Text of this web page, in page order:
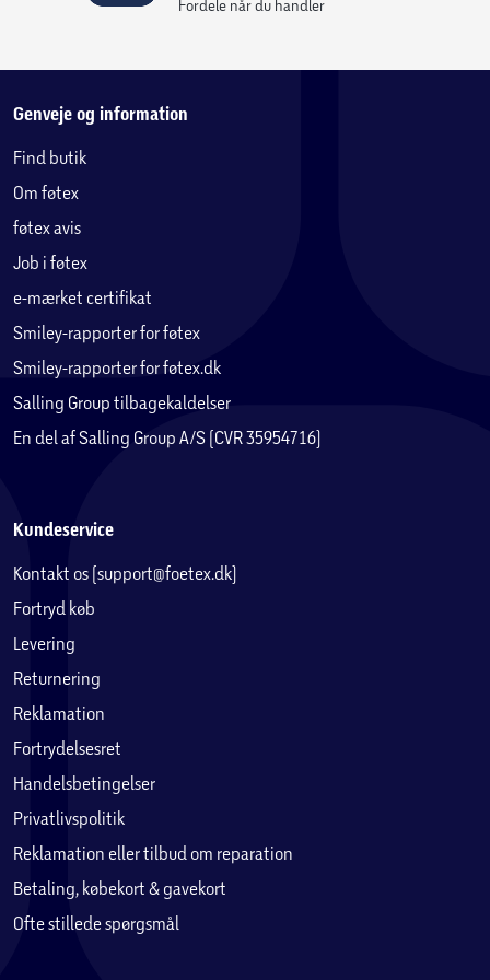
Fordele når du handler
Genveje og information
Find butik
Om føtex
føtex avis
Job i føtex
e-mærket certifikat
Smiley-rapporter for føtex
Smiley-rapporter for føtex.dk
Salling Group tilbagekaldelser
En del af Salling Group A/S (CVR 35954716)
Kundeservice
Kontakt os (support@foetex.dk)
Fortryd køb
Levering
Returnering
Reklamation
Fortrydelsesret
Handelsbetingelser
Privatlivspolitik
Reklamation eller tilbud om reparation
Betaling, købekort & gavekort
Ofte stillede spørgsmål